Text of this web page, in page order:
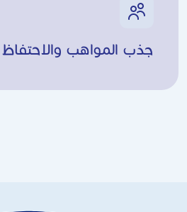
جذب المواهب والاحتفاظ